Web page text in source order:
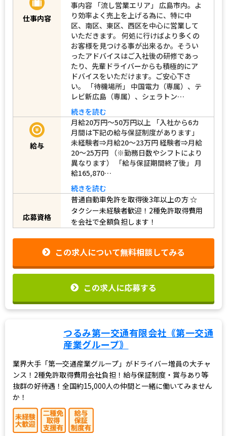
【契約期間】 期間の定めなし 具体的な仕
事内容 「流し営業エリア」 広島市内。よ
り効率よく売上を上げる為に、特に中
区、南区、東区、西区を中心に営業して
いただきます。 何処に行けばより多くの
お客様を見つける事が出来るか。そうい
ったアドバイスはご入社後の研修であっ
たり、先輩ドライバーからも積極的にア
ドバイスをいただけます。ご安心下さ
い。 「待機場所」 中国電力（専属）、テ
レビ新広島（専属）、シェラトン…
続きを読む
月給20万円～50万円以上 「入社から6カ
月間は下記の給与保証制度があります」
未経験者⇒月給20～23万円 経験者⇒月給
20～25万円 （※勤務日数やシフトにより
異なります） 「給与保証期間終了後」 月
給165,870…
続きを読む
応募資格
普通自動車免許を取得後3年以上の方☆
タクシー未経験者歓迎！2種免許取得費用
つるみ第一交通有限会社｟第一交通
業界大手「第一交通産業グループ」がドライバー増員の大チャ
ンス！2種免許取得費用会社負担！給与保証制度・賞与あり等
抜群の好待遇！全国約15,000人の仲間と一緒に働いてみません
か！